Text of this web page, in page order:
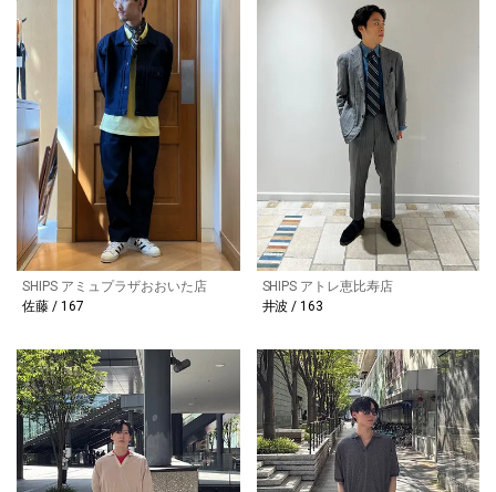
SHIPS アミュプラザおおいた店
佐藤 / 167
SHIPS アトレ恵比寿店
井波 / 163